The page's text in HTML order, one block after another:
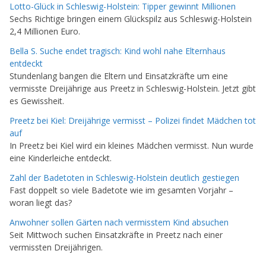
Lotto-Glück in Schleswig-Holstein: Tipper gewinnt Millionen
Sechs Richtige bringen einem Glückspilz aus Schleswig-Holstein
2,4 Millionen Euro.
Bella S. Suche endet tragisch: Kind wohl nahe Elternhaus
entdeckt
Stundenlang bangen die Eltern und Einsatzkräfte um eine
vermisste Dreijährige aus Preetz in Schleswig-Holstein. Jetzt gibt
es Gewissheit.
Preetz bei Kiel: Dreijährige vermisst – Polizei findet Mädchen tot
auf
In Preetz bei Kiel wird ein kleines Mädchen vermisst. Nun wurde
eine Kinderleiche entdeckt.
Zahl der Badetoten in Schleswig-Holstein deutlich gestiegen
Fast doppelt so viele Badetote wie im gesamten Vorjahr –
woran liegt das?
Anwohner sollen Gärten nach vermisstem Kind absuchen
Seit Mittwoch suchen Einsatzkräfte in Preetz nach einer
vermissten Dreijährigen.